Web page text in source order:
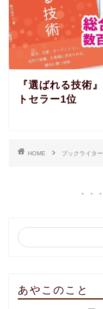
『選ばれる技術
トセラー1位
HOME ブックライタ
あやこのこと